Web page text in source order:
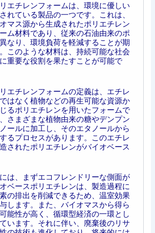
エチレンフォームは、環境に優しい
れている製品の一つです。これは、
マス源から生成されたポリエチレン
ム材料であり、従来の石油由来のポ
なり、環境負荷を軽減することが期
このような材料は、持続可能な社会
重要な役割を果たすことが可能で
エチレンフォームの定義は、エチレ
はなく植物などの再生可能な資源か
るポリエチレンを用いたフォームで
さまざまな植物由来の糖やデンプン
ールに加工し、そのエタノールから
るプロセスがあります。このエチレ
されたポリエチレンがバイオベース
は、まずエコフレンドリーな側面が
ベースポリエチレンは、製造過程に
の排出を削減できるため、温室効果
します。また、バイオマスから得ら
能性が高く、循環型経済の一環とし
います。それに伴い、廃棄後のリサ